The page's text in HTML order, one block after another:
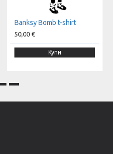
Banksy Bomb t-shirt
50,00 €
Купи